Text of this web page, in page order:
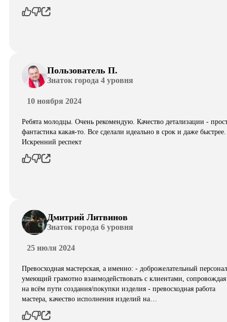
Пользователь П.
Знаток города 4 уровня
10 ноября 2024
Ребята молодцы. Очень рекомендую. Качество детализации -
фантастика какая-то. Все сделали идеально в срок и даже быстрее.
Искренний респект
Дмитрий Литвинов
Знаток города 6 уровня
25 июля 2024
Превосходная мастерская, а именно: - доброжелательный
умеющий грамотно взаимодействовать с клиентами,
на всём пути создания/покупки изделия - превосходная работа
мастера, качество исполнения изделий на…